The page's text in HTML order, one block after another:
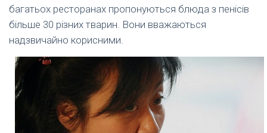
багатьох ресторанах пропонуються блюда з пенісів
більше 30 різних тварин. Вони вважаються
надзвичайно корисними.